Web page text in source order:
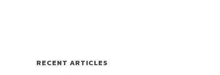
RECENT ARTICLES